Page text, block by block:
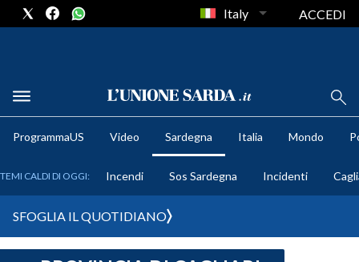
METEO
Italy ACCEDI
ProgrammaUS Video Sardegna Italia Mondo
TEMI CALDI DI OGGI: Incendi Sos Sardegna Incidenti
SFOGLIA IL QUOTIDIANO